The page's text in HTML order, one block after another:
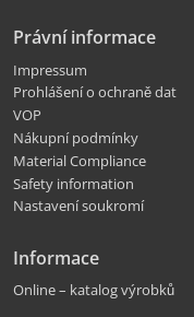
Právní informace
Impressum
Prohlášení o ochraně dat
VOP
Nákupní podmínky
Material Compliance
Safety information
Nastavení soukromí
Informace
Online – katalog výrobků